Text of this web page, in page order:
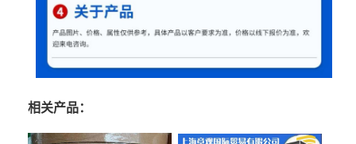
相关产品：